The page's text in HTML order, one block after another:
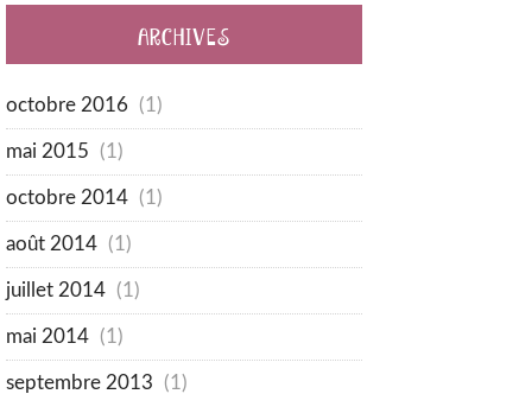
ARCHIVES
octobre 2016 (1)
mai 2015 (1)
octobre 2014 (1)
août 2014 (1)
juillet 2014 (1)
mai 2014 (1)
septembre 2013 (1)